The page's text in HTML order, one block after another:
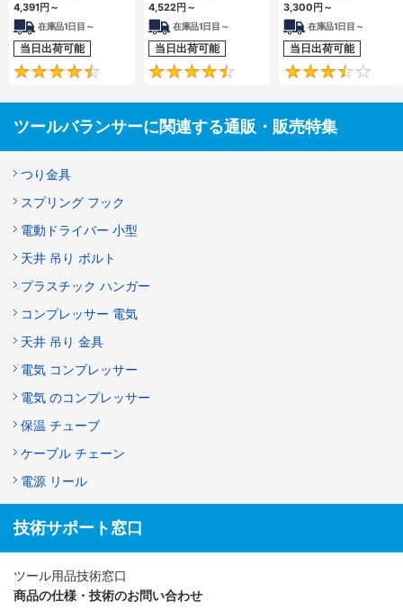
4,391円 ～
在庫品1日目～
当日出荷可能
4.6
4,522円 ～
在庫品1日目～
当日出荷可能
4.4
3,300円 ～
在庫品1日目～
当日出荷可能
ツールバランサーに関連する通販・販売特集
つり金具
スプリング フック
電動ドライバー 小型
天井 吊り ボルト
プラスチック ハンガー
コンプレッサー 電気
天井 吊り 金具
電気 コンプレッサー
電気 のコンプレッサー
保温 チューブ
ケーブル チェーン
電源 リール
技術サポート窓口
ツール用品技術窓口
商品の仕様・技術のお問い合わせ